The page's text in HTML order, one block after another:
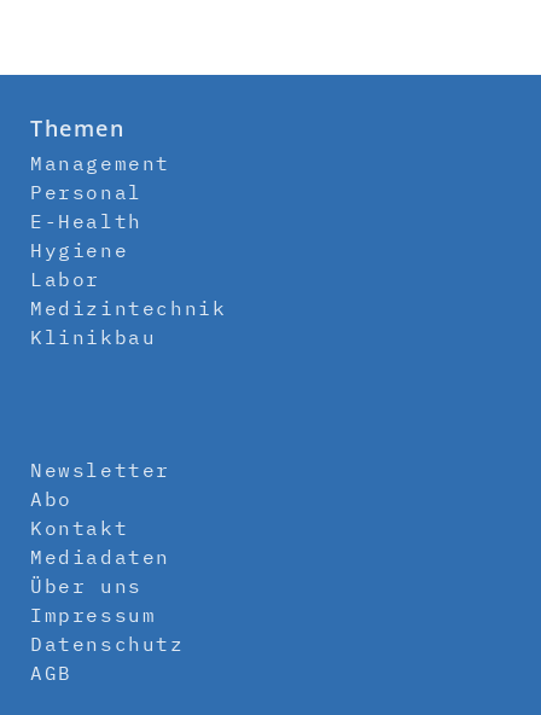
Themen
Management
Personal
E-Health
Hygiene
Labor
Medizintechnik
Klinikbau
Newsletter
Abo
Kontakt
Mediadaten
Über uns
Impressum
Datenschutz
AGB